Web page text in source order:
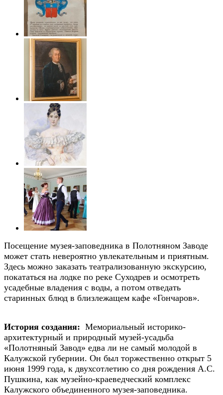
Посещение музея-заповедника в Полотняном Заводе
может стать невероятно увлекательным и приятным.
Здесь можно заказать театрализованную экскурсию,
покататься на лодке по реке Суходрев и осмотреть
усадебные владения с воды, а потом отведать
старинных блюд в близлежащем кафе «Гончаров».
История создания: Мемориальный историко-
архитектурный и природный музей-усадьба
«Полотняный Завод» едва ли не самый молодой в
Калужской губернии. Он был торжественно открыт 5
июня 1999 года, к двухсотлетию со дня рождения А.С.
Пушкина, как музейно-краеведческий комплекс
Калужского объединенного музея-заповедника.